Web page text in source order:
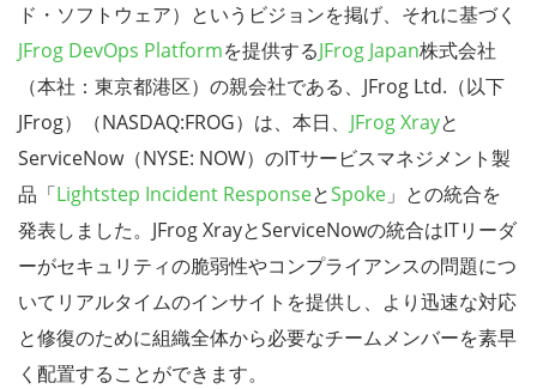
ド・ソフトウェア）というビジョンを掲げ、それに基づく
JFrog DevOps Platformを提供するJFrog Japan株式会社
（本社：東京都港区）の親会社である、JFrog Ltd.（以下
JFrog）（NASDAQ:FROG）は、本日、 JFrog Xrayと
ServiceNow（NYSE: NOW）のITサービスマネジメント製
品「Lightstep Incident ResponseとSpoke 」との統合を
発表しました。JFrog XrayとServiceNowの統合はITリーダ
ーがセキュリティの脆弱性やコンプライアンスの問題につ
いてリアルタイムのインサイトを提供し、より迅速な対応
と修復のために組織全体から必要なチームメンバーを素早
く配置することができます。